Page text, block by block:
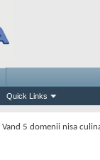
Quick Links
Vand 5 domenii nisa